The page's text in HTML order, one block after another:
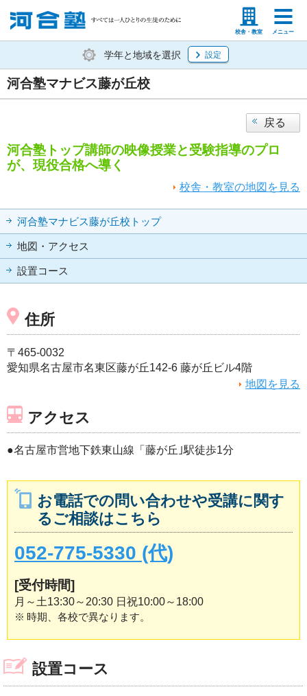
校舎・教室 メニュー
塾生の方 高等学校の先生
学年と地域を選択 設定
河合塾マナビス藤が丘校
戻る
河合塾トップ講師の映像授業と受験指導のプロ
が、現役合格へ導く
校舎・教室の地図を見る
河合塾マナビス藤が丘校トップ
地図・アクセス
設置コース
住所
〒465-0032
愛知県名古屋市名東区藤が丘142-6 藤が丘ビル4階
地図を見る
アクセス
●名古屋市営地下鉄東山線「藤が丘｣駅徒歩1分
お電話での問い合わせや受講に関す
るご相談はこちら
052-775-5330 (代)
[受付時間]
月～土13:30～20:30 日祝10:00～18:00
※ 時期、各校で異なります。
設置コース